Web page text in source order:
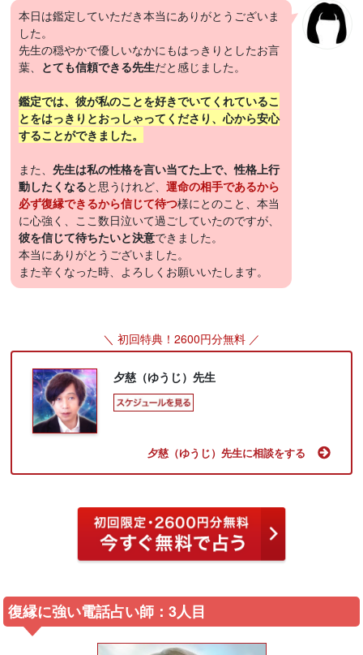
本日は鑑定していただき本当にありがとうございま
した。
先生の穏やかで優しいなかにもはっきりとしたお言
葉、 とても信頼できる先生だと感じました。
鑑定では、彼が私のことを好きでいてくれているこ
とをはっきりとおっしゃってくださり、心から安心
することができました。
また、先生は私の性格を言い当てた上で、性格上行
動したくなると思うけれど、運命の相手であるから
必ず復縁できるから信じて待つ様にとのこと、本当
に心強く、ここ数日泣いて過ごしていたのですが、
彼を信じて待ちたいと決意できました。
本当にありがとうございました。
また辛くなった時、よろしくお願いいたします。
＼ 初回特典！2600円分無料 ／
夕慈（ゆうじ）先生
夕慈（ゆうじ）先生に相談をする
復縁に強い電話占い師：3人目